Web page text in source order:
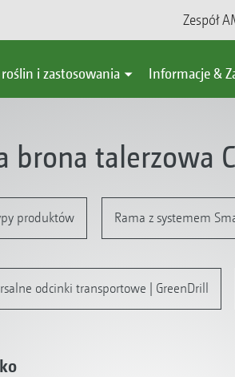
Zespół
i zastosowania Informacje &
brona talerzowa
produktów Rama z systemem
odcinki transportowe | GreenDrill